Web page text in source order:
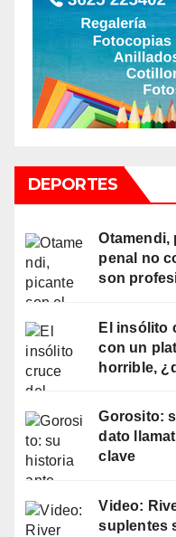
DEPORTES
Otamendi,
penal no
son
El insólito
con un
horrible,
Gorosito:
dato
clave
Video:
suplentes